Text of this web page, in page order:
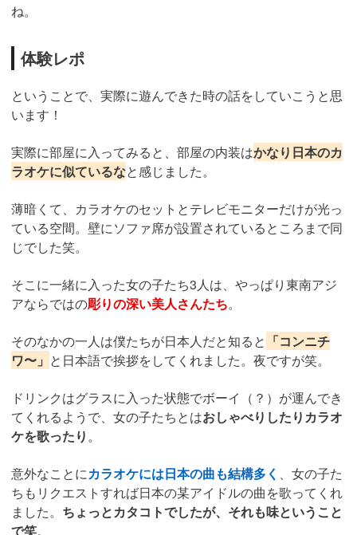
ね。
体験レポ
ということで、実際に遊んできた時の話をしていこうと思
います！
実際に部屋に入ってみると、部屋の内装はかなり日本のカ
ラオケに似ているなと感じました。
薄暗くて、カラオケのセットとテレビモニターだけが光っ
ている空間。壁にソファ席が設置されているところまで同
じでした笑。
そこに一緒に入った女の子たち3人は、やっぱり東南アジ
アならではの彫りの深い美人さんたち。
そのなかの一人は僕たちが日本人だと知ると 「コンニチ
ワ〜」 と日本語で挨拶をしてくれました。夜ですが笑。
ドリンクはグラスに入った状態でボーイ（？）が運んでき
てくれるようで、女の子たちとはおしゃべりしたりカラオ
ケを歌ったり。
意外なことにカラオケには日本の曲も結構多く 、女の子た
ちもリクエストすれば日本の某アイドルの曲を歌ってくれ
ました。 ちょっとカタコトでしたが、それも味ということ
で笑。